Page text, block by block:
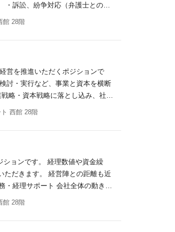
訴訟、紛争対応（弁護士との連
、提案 ポジションの魅力 ＜枠に
します。 縦割りではないからこ
もあるので、幅広い法務知識とビ
務の重要性はこれまで以上に高ま
が在籍しており、複雑な案件や判
携わる中で、実務を通じて深い知
ンバーが在籍しています。 チー
がある方 ・不動産業界の知見が
採用メッセージは「変化を起こ
し続ける人材を求めています。
対する挑戦思考を持ち、行動に移
エイティブである ・責任感があ
館 28階
営を推進いただくポジションで
討・実行など、事業と資本を横断
略・資本戦略に落とし込み、社内
統合し、会社の価値最大化に貢
案 ・資本政策の検討、実行 ・株
記に付随するその他業務 必須ス
の経験 ・不動産業界、ファンド、
資家向け資料などの作成スキル
、ファイナンスに関する知見 ・M
海外市場リサーチ、パートナー
る＞ 新規事業、アライアンス、
西館 28階
ョンです。 経理数値や資金繰
ただきます。 経営陣との距離も近
・経理サポート 会社全体の動き
予実管理 ・中期計画と年度計画
ションの魅力 ・経営計画、経理
がすぐに意思決定に反映される環
館 28階